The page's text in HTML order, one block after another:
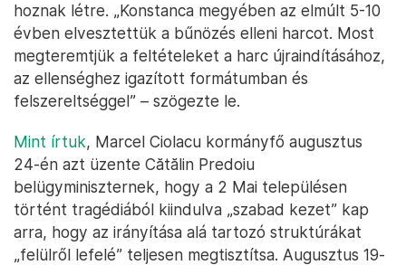
hoznak létre. „Konstanca megyében az elmúlt 5-10
évben elvesztettük a bűnözés elleni harcot. Most
megteremtjük a feltételeket a harc újraindításához,
az ellenséghez igazított formátumban és
felszereltséggel” – szögezte le.
Mint írtuk, Marcel Ciolacu kormányfő augusztus
24-én azt üzente Cătălin Predoiu
belügyminiszternek, hogy a 2 Mai településen
történt tragédiából kiindulva „szabad kezet” kap
arra, hogy az irányítása alá tartozó struktúrákat
„felülről lefelé” teljesen megtisztítsa. Augusztus 19-